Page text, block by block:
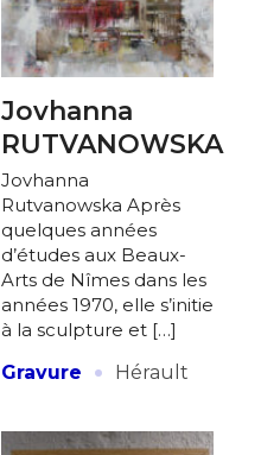
Jovhanna
RUTVANOWSKA
Jovhanna
Rutvanowska Après
quelques années
d’études aux Beaux-
Arts de Nîmes dans les
années 1970, elle s’initie
à la sculpture et […]
Gravure
· Hérault